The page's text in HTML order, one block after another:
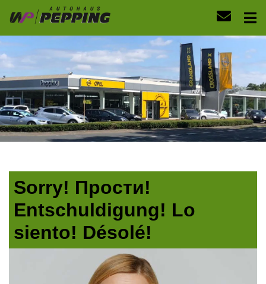
Sorry! Прости!
Entschuldigung! Lo
siento! Désolé!